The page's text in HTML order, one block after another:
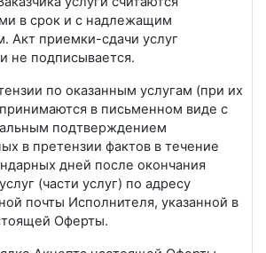
в срок и с надлежащим
Акт приемки-сдачи услуг
не подписывается.
по оказанным услугам (при их
в письменном виде с
подтверждением
в претензии фактов в течение
дней после окончания
(части услуг) по адресу
почты Исполнителя, указанной в
Оферты.